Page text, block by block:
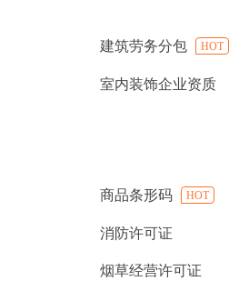
建筑劳务分包 HOT
室内装饰企业资质
商品条形码 HOT
消防许可证
烟草经营许可证